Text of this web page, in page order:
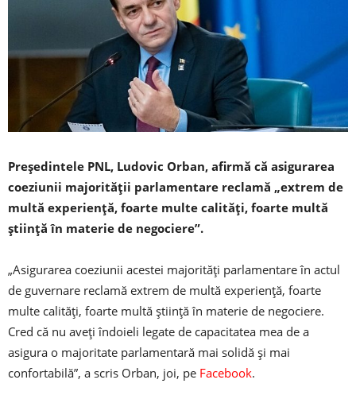
Preşedintele PNL, Ludovic Orban, afirmă că asigurarea
coeziunii majorităţii parlamentare reclamă „extrem de
multă experienţă, foarte multe calităţi, foarte multă
ştiinţă în materie de negociere”.
„Asigurarea coeziunii acestei majorităţi parlamentare în actul
de guvernare reclamă extrem de multă experienţă, foarte
multe calităţi, foarte multă ştiinţă în materie de negociere.
Cred că nu aveţi îndoieli legate de capacitatea mea de a
asigura o majoritate parlamentară mai solidă şi mai
confortabilă”, a scris Orban, joi, pe Facebook.